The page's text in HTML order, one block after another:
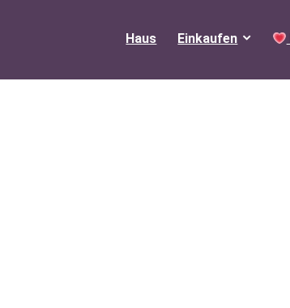
Haus Einkaufen